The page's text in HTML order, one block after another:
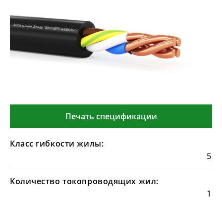
Печать спецификации
Класс гибкости жилы:
5
Количество токопроводящих жил:
1